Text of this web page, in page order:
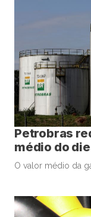
Petrobras
médio do
O valor médio da